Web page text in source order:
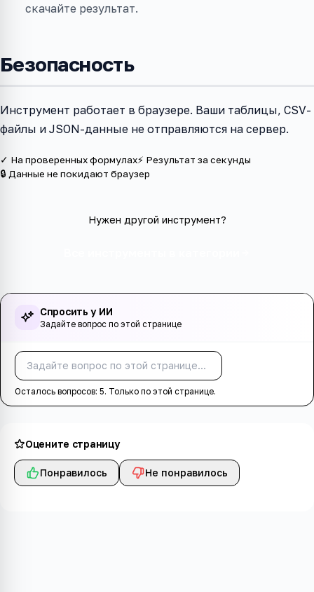
скачайте результат.
Безопасность
Инструмент работает в браузере. Ваши таблицы, CSV-
файлы и JSON-данные не отправляются на сервер.
✓ На проверенных формулах⚡ Результат за секунды
🔒 Данные не покидают браузер
Нужен другой инструмент?
Спросить у ИИ
Задайте вопрос по этой странице
Осталось вопросов: 5. Только по этой странице.
Оцените страницу
Понравилось Не понравилось